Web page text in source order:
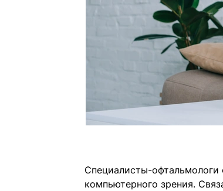
Специалисты-
компьютерного зрения.